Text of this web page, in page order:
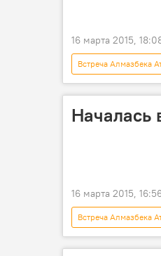
16 марта 2015,
Встреча Алмазбека
В мире
Началась
16 марта 2015,
Встреча Алмазбека
Алмазбек Атамбаев